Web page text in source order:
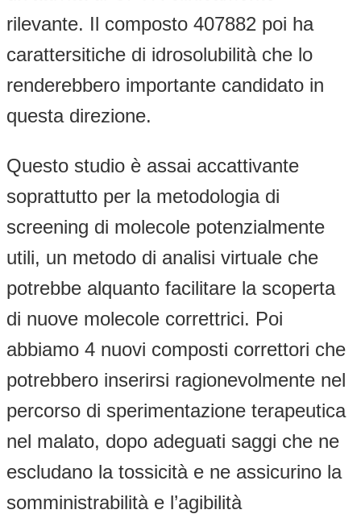
rilevante. Il composto 407882 poi ha
carattersitiche di idrosolubilità che lo
renderebbero importante candidato in
questa direzione.
Questo studio è assai accattivante
soprattutto per la metodologia di
screening di molecole potenzialmente
utili, un metodo di analisi virtuale che
potrebbe alquanto facilitare la scoperta
di nuove molecole correttrici. Poi
abbiamo 4 nuovi composti correttori che
potrebbero inserirsi ragionevolmente nel
percorso di sperimentazione terapeutica
nel malato, dopo adeguati saggi che ne
escludano la tossicità e ne assicurino la
somministrabilità e l’agibilità